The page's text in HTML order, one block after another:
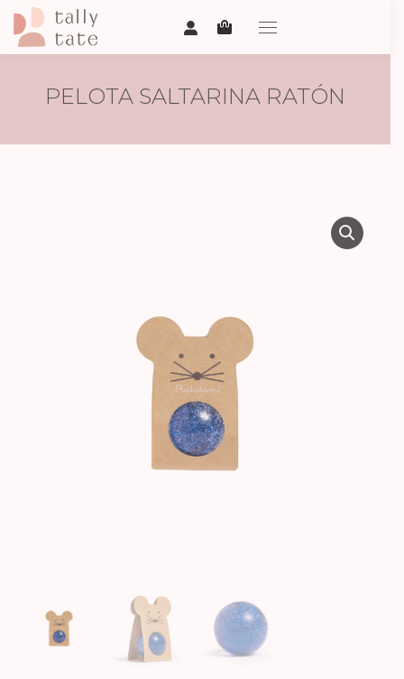
PELOTA SALTARINA RATÓN